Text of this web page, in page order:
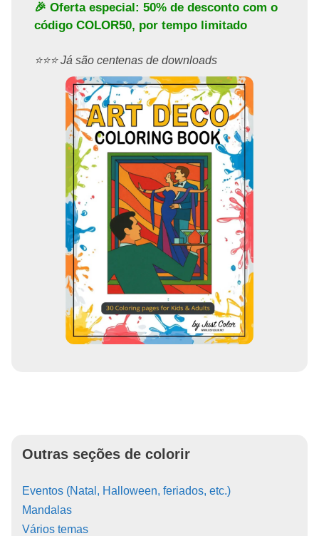
🎉 Oferta especial: 50% de desconto com o
código COLOR50, por tempo limitado
⭐️⭐️⭐️ Já são centenas de downloads
Outras seções de colorir
Eventos (Natal, Halloween, feriados, etc.)
Mandalas
Vários temas